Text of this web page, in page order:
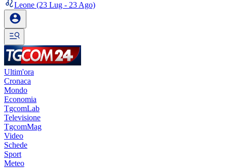
Leone (23 Lug - 23 Ago)
Ultim'ora
Cronaca
Mondo
Economia
TgcomLab
Televisione
TgcomMag
Video
Schede
Sport
Meteo